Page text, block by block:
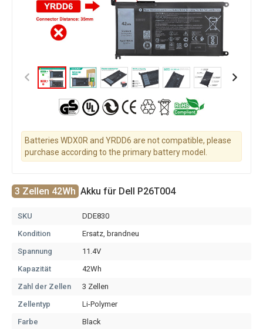
Batteries WDX0R and YRDD6 are not compatible, please
purchase according to the primary battery model.
3 Zellen 42Wh Akku für Dell P26T004
SKU
DDE830
Kondition
Ersatz, brandneu
Spannung
11.4V
Kapazität
42Wh
Zahl der Zellen
3 Zellen
Zellentyp
Li-Polymer
Farbe
Black